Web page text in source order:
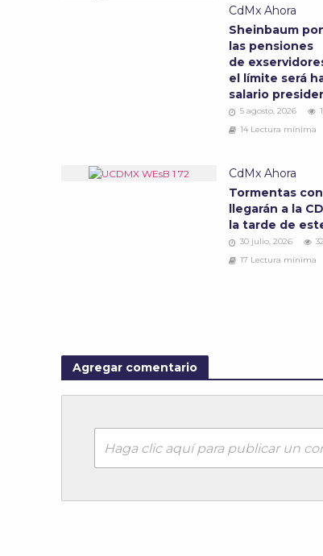
CdMx Ahora
Sheinbaum
las pensiones
de
el límite será
salario
5 agosto, 2026
14 Lectura mínima
CdMx Ahora
Tormentas
llegarán a la
la tarde de
30 julio, 2026
17 Lectura mínima
Agregar comentario
Haga clic aquí para publicar un